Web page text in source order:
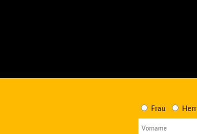
Frau Herr